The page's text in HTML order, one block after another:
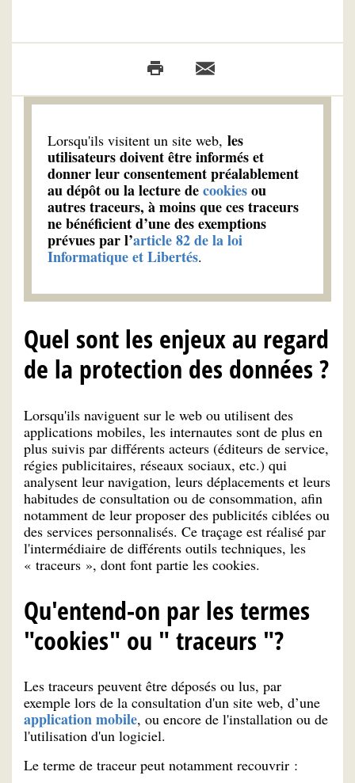
Lorsqu'ils visitent un site web, les
utilisateurs doivent être informés et
donner leur consentement préalablement
au dépôt ou la lecture decookiesou
autres traceurs, à moins que ces traceurs
ne bénéficient d’une des exemptions
prévues par l’article 82 de la loi
Informatique et Libertés.
Quel sont les enjeux au regard
de la protection des données ?
Lorsqu'ils naviguent sur le web ou utilisent des
applications mobiles, les internautes sont de plus en
plus suivis par différents acteurs (éditeurs de service,
régies publicitaires, réseaux sociaux, etc.) qui
analysent leur navigation, leurs déplacements et leurs
habitudes de consultation ou de consommation, afin
notamment de leur proposer des publicités ciblées ou
des services personnalisés. Ce traçage est réalisé par
l'intermédiaire de différents outils techniques, les
« traceurs », dont font partie les cookies.
Qu'entend-on par les termes
"cookies" ou " traceurs "?
Les traceurs peuvent être déposés ou lus, par
exemple lors de la consultation d'un site web, d’une
application mobile, ou encore de l'installation ou de
l'utilisation d'un logiciel.
Le terme de traceur peut notamment recouvrir :